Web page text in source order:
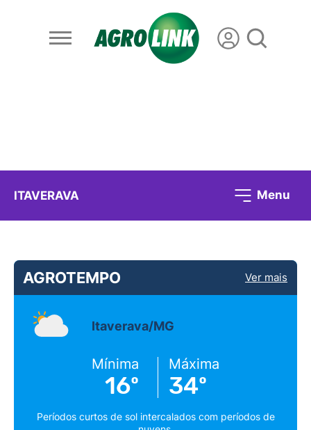
ITAVERAVA Menu
AGROTEMPO Ver mais
Itaverava/MG
Mínima
16º
Máxima
34º
Períodos curtos de sol intercalados com períodos de